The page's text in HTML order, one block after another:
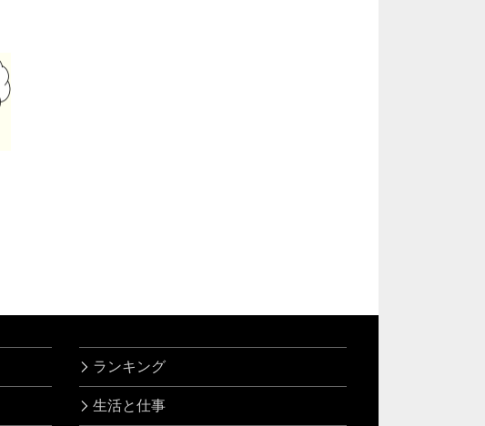
ランキング
生活と仕事